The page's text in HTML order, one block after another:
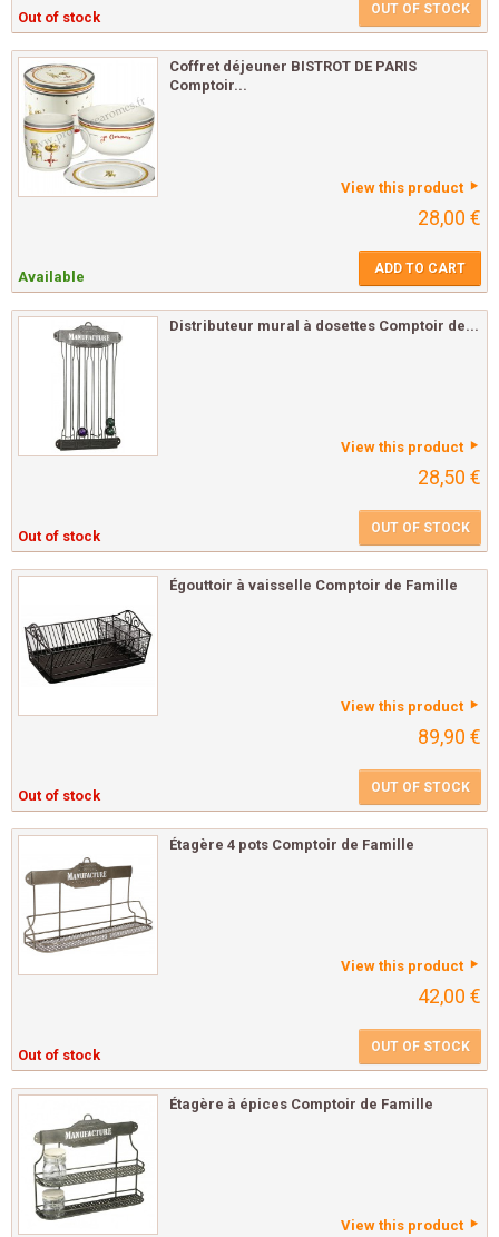
Out of stock OUT OF STOCK
Coffret déjeuner BISTROT DE PARIS
Comptoir...
View this product
28,00 €
Available ADD TO CART
Distributeur mural à dosettes Comptoir de...
View this product
28,50 €
Out of stock OUT OF STOCK
Égouttoir à vaisselle Comptoir de Famille
View this product
89,90 €
Out of stock OUT OF STOCK
Étagère 4 pots Comptoir de Famille
View this product
42,00 €
Out of stock OUT OF STOCK
Étagère à épices Comptoir de Famille
View this product